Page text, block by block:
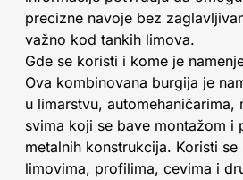
precizne navoje bez
važno kod tankih limova.
Gde se koristi i kome je
Ova kombinovana burgija je
u limarstvu, automehaničarima,
svima koji se bave montažom i
metalnih konstrukcija. Koristi
limovima, profilima, cevima i